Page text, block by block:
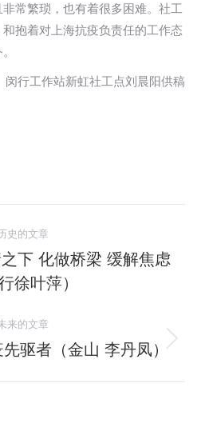
常繁琐，也有着很多困难。社工
抱着对上海抗疫负责任的工作态
站新虹社工点刘晨阳供稿
史的文章
历
史
章：
下 化做桥梁 缓解焦虑
徐叶萍）
来的文章
未
先驱者（金山 李丹凤）